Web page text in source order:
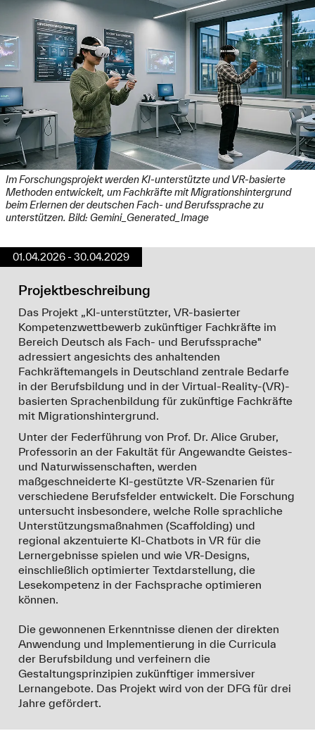
Im Forschungsprojekt werden KI-unterstützte und VR-basierte
Methoden entwickelt, um Fachkräfte mit Migrationshintergrund
beim Erlernen der deutschen Fach- und Berufssprache zu
unterstützen. Bild: Gemini_Generated_Image
01.04.2026 - 30.04.2029
Projektbeschreibung
Das Projekt „KI-unterstützter, VR-basierter
Kompetenzwettbewerb zukünftiger Fachkräfte im
Bereich Deutsch als Fach- und Berufssprache"
adressiert angesichts des anhaltenden
Fachkräftemangels in Deutschland zentrale Bedarfe
in der Berufsbildung und in der Virtual-Reality-(VR)-
basierten Sprachenbildung für zukünftige Fachkräfte
mit Migrationshintergrund.
Unter der Federführung von Prof. Dr. Alice Gruber,
Professorin an der Fakultät für Angewandte Geistes-
und Naturwissenschaften, werden
maßgeschneiderte KI-gestützte VR-Szenarien für
verschiedene Berufsfelder entwickelt. Die Forschung
untersucht insbesondere, welche Rolle sprachliche
Unterstützungsmaßnahmen (Scaffolding) und
regional akzentuierte KI-Chatbots in VR für die
Lernergebnisse spielen und wie VR-Designs,
einschließlich optimierter Textdarstellung, die
Lesekompetenz in der Fachsprache optimieren
können.
Die gewonnenen Erkenntnisse dienen der direkten
Anwendung und Implementierung in die Curricula
der Berufsbildung und verfeinern die
Gestaltungsprinzipien zukünftiger immersiver
Lernangebote. Das Projekt wird von der DFG für drei
Jahre gefördert.